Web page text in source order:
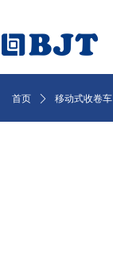
首页 ꄲ 移动式收卷车